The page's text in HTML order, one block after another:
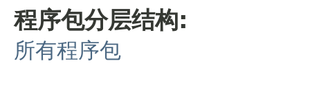
程序包分层结构:
所有程序包